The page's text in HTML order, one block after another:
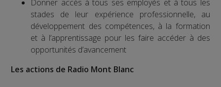
Donner accès à tous ses employés et à tous les
stades de leur expérience professionnelle, au
développement des compétences, à la formation
et à l’apprentissage pour les faire accéder à des
opportunités d’avancement
Les actions de Radio Mont Blanc